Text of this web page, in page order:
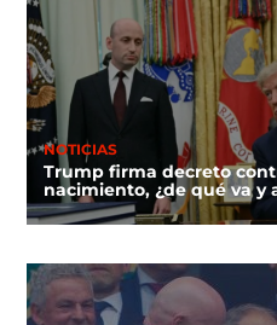
NOTICIAS
Trump firma decreto
nacimiento, ¿de qué va y